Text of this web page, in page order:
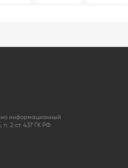
информационный
2 ст. 437 ГК РФ.